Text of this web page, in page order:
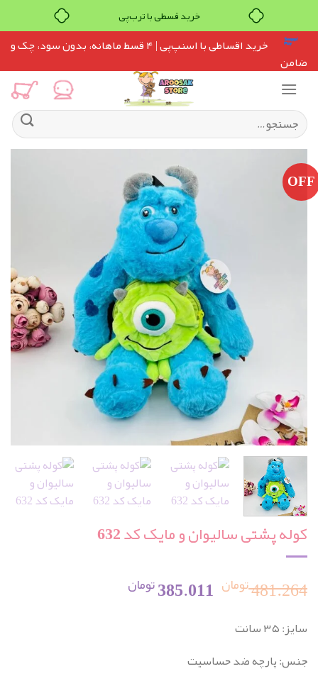
خرید قسطی با ترب‌پی
Skip
content
خرید اقساطی با اسنپ‌پی | ۴ قسط ماهانه، بدون سود، چک و
ضامن
جستجو
برای:
OFF
کوله پشتی سالیوان و مایک کد 632
481.264تومان قیمت
385.011تومان
سایز: ۳۵ سانت
جنس: پارچه ضد حساسیت